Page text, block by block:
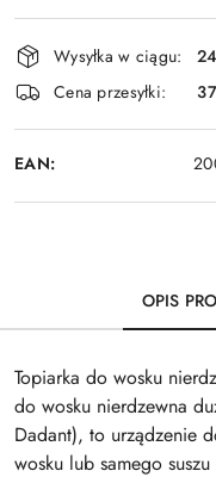
Dostępność
i
dostawa
Wysyłka w ciągu:
Cena przesyłki:
37
EAN:
OPIS
Topiarka do wosku
do wosku nierdzewna
Dadant), to urządzenie
wosku lub samego